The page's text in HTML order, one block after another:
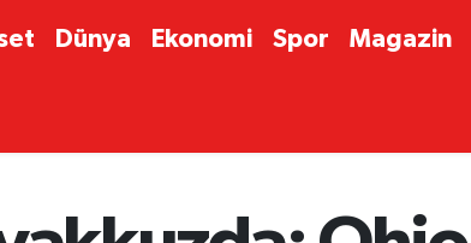
Dünya Ekonomi Spor Magazin